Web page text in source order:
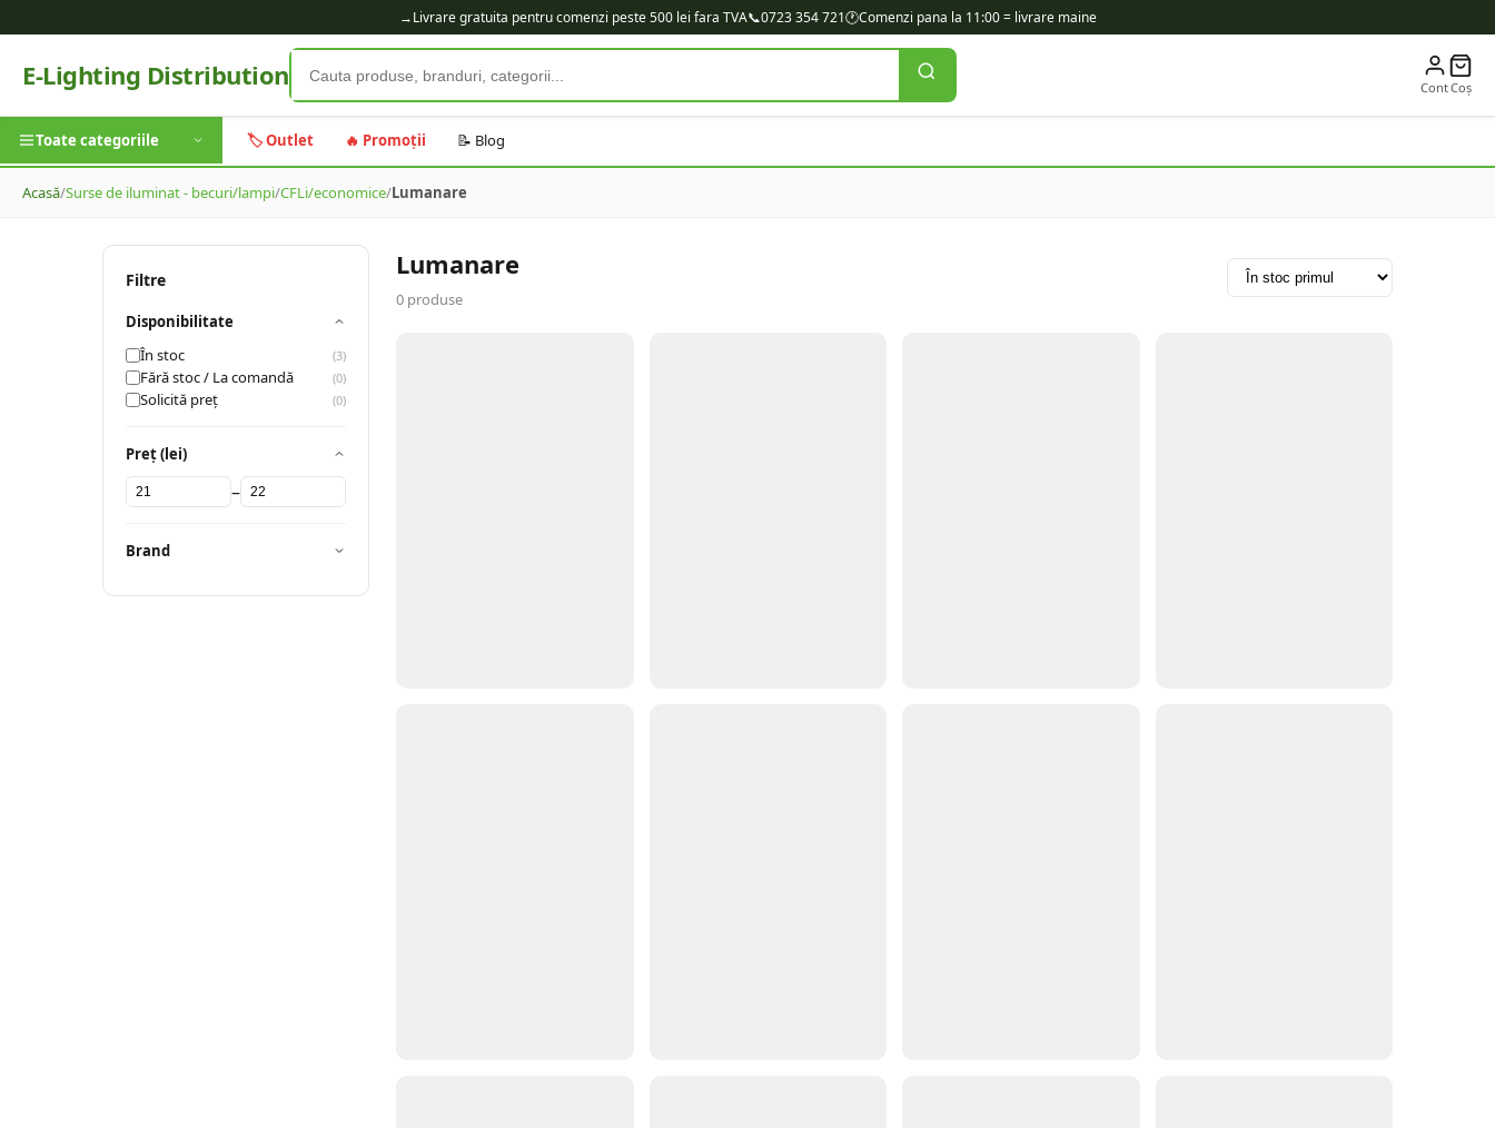
→Livrare gratuita pentru comenzi peste 500 lei fara TVA📞0723 354 721🕐Comenzi pana la 11:00 = livrare maine
E-Lighting Distribution ContCoș
Toate categoriile 🏷️ Outlet 🔥 Promoții 📝 Blog
Acasă/Surse de iluminat - becuri/lampi/CFLi/economice/Lumanare
Filtre
Disponibilitate
În stoc
(3)
Fără stoc / La comandă (0)
Solicită preț (0)
Preț (lei)
–
Brand
Lumanare
0 produse